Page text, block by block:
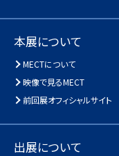
本展について
MECTについて
映像で見るMECT
前回展オフィシャルサイト
出展について